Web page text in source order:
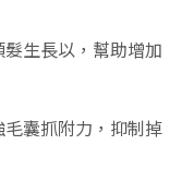
生長以，幫助增加
囊抓附力，抑制掉